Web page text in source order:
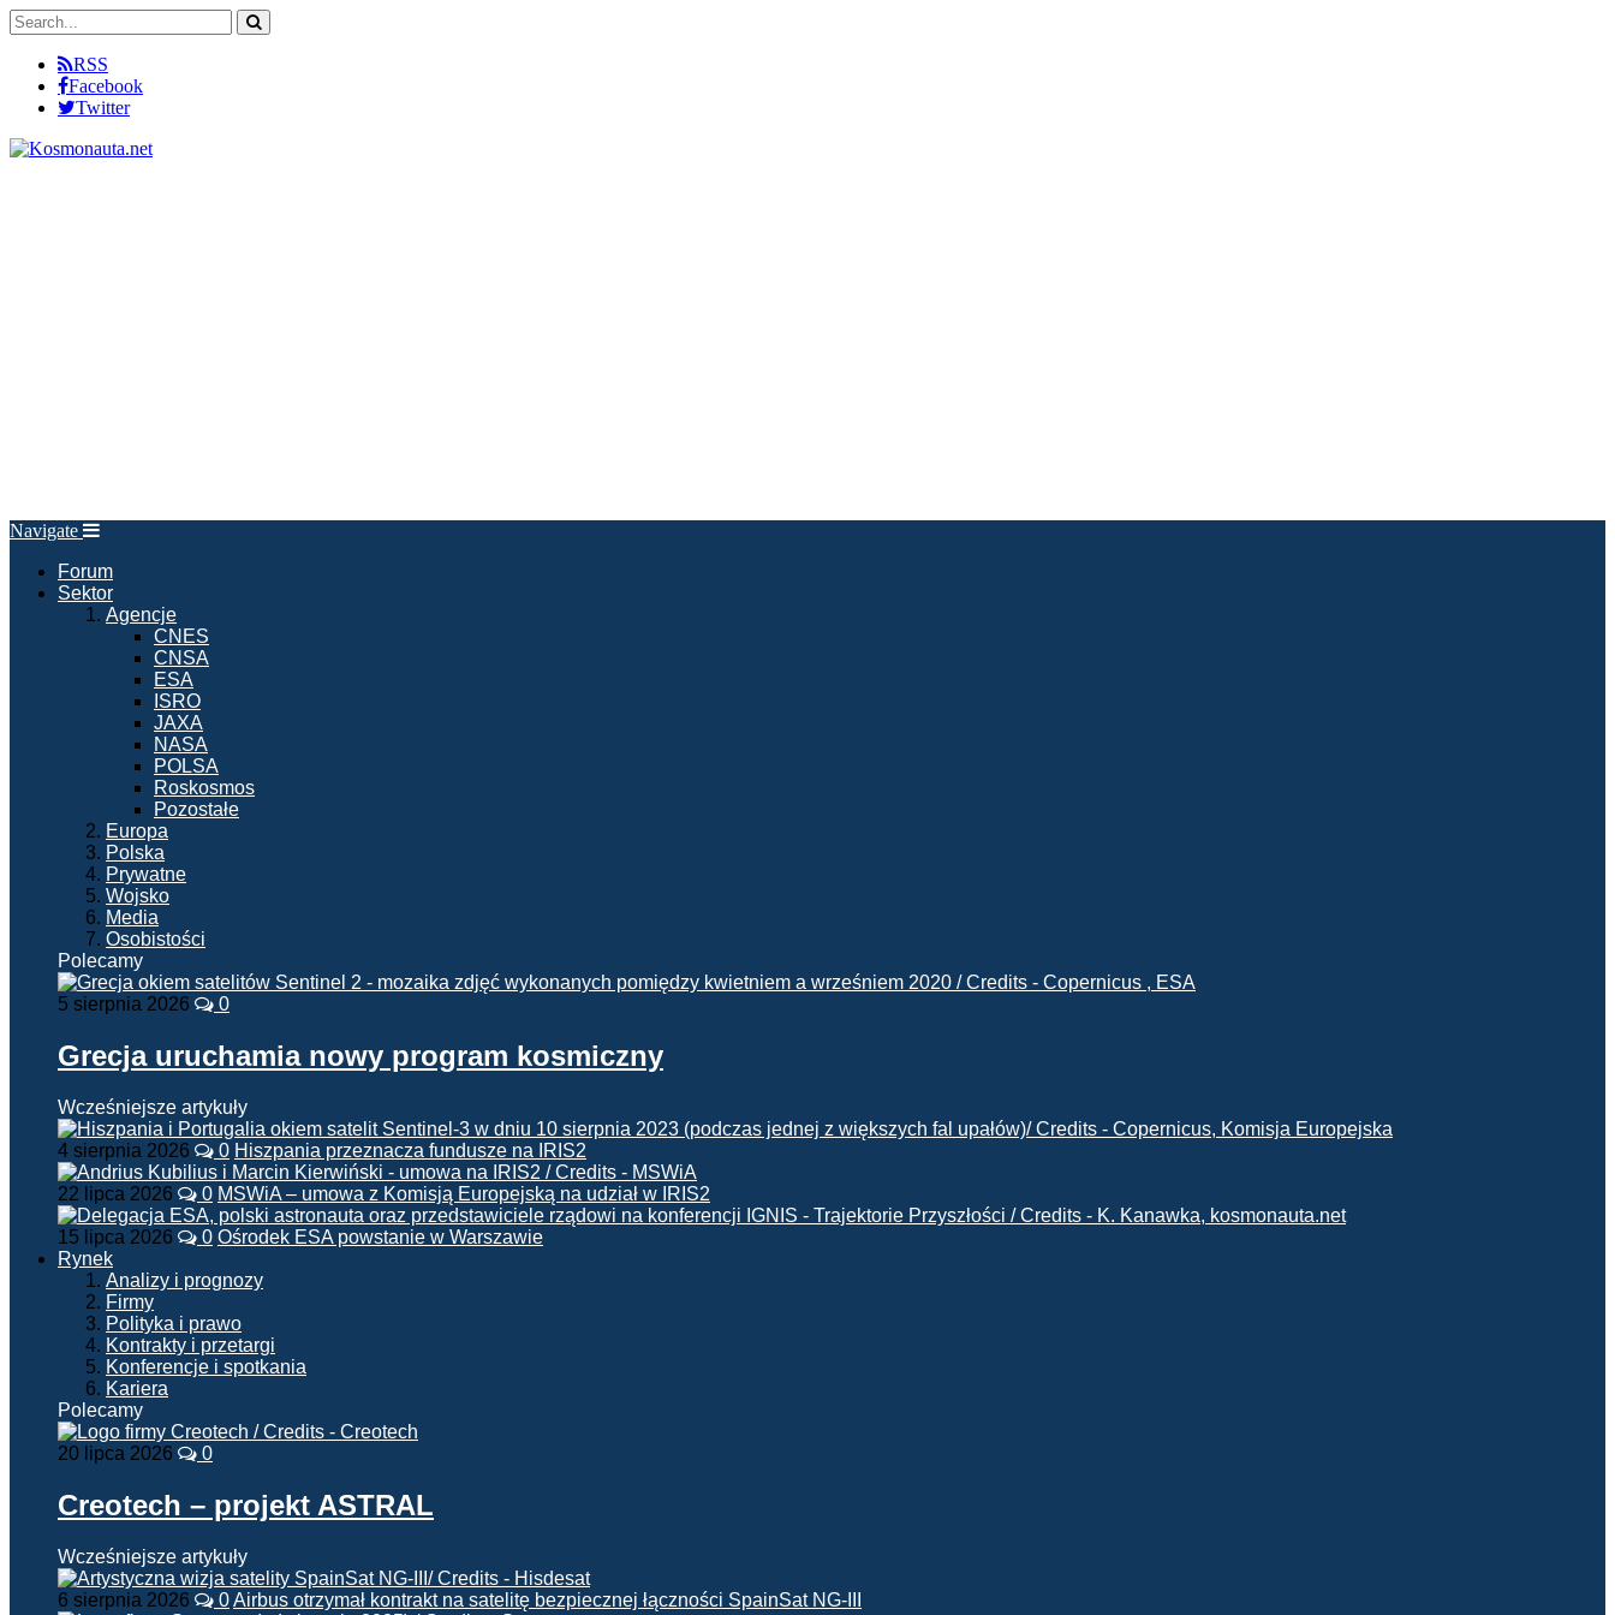
RSS
Facebook
Twitter
Navigate
Forum
Sektor
Agencje
CNES
CNSA
ESA
ISRO
JAXA
NASA
POLSA
Roskosmos
Pozostałe
Europa
Polska
Prywatne
Wojsko
Media
Osobistości
Polecamy
5 sierpnia 2026 0
Grecja uruchamia nowy program kosmiczny
Wcześniejsze artykuły
4 sierpnia 2026 0 Hiszpania przeznacza fundusze na IRIS2
22 lipca 2026 0 MSWiA – umowa z Komisją Europejską na udział w IRIS2
15 lipca 2026 0 Ośrodek ESA powstanie w Warszawie
Rynek
Analizy i prognozy
Firmy
Polityka i prawo
Kontrakty i przetargi
Konferencje i spotkania
Kariera
Polecamy
20 lipca 2026 0
Creotech – projekt ASTRAL
Wcześniejsze artykuły
6 sierpnia 2026 0Airbus otrzymał kontrakt na satelitę bezpiecznej łączności SpainSat NG-III